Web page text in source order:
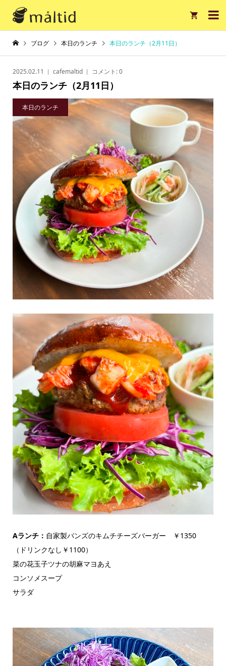

ブログ 本日のランチ 本日のランチ（2月11日）
2025.02.11 cafemaltid コメント:0
本日のランチ（2月11日）
本日のランチ
Aランチ： 自家製バンズのキムチチーズバーガー ￥1350
（ドリンクなし￥1100）
菜の花玉子ツナの胡麻マヨあえ
コンソメスープ
サラダ